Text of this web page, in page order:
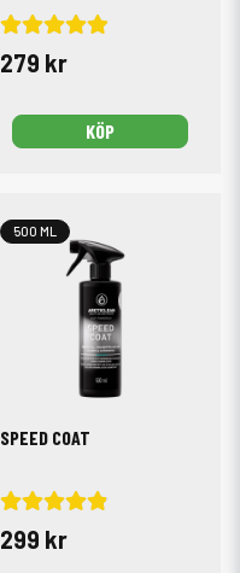
279 kr
KÖP
SPEED COAT
299 kr
500 ML